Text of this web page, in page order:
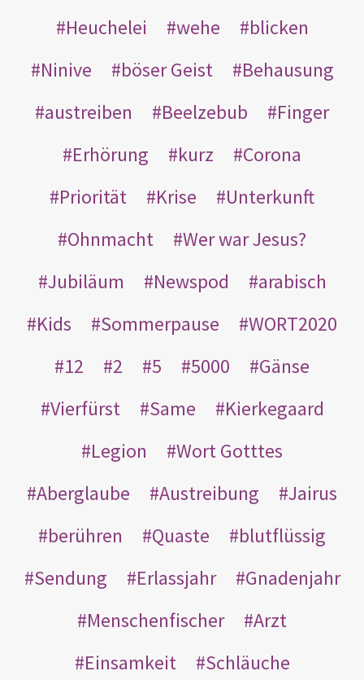
Heuchelei wehe
blicken
Ninive
böser Geist
Behausung
austreiben
Beelzebub
Finger
Erhörung
kurz
Corona
Priorität
Krise
Unterkunft
Ohnmacht
Wer war Jesus?
Jubiläum
Newspod
arabisch
Kids
Sommerpause
WORT2020
12
2 5 5000
Gänse
Vierfürst
Same
Kierkegaard
Legion
Wort Gotttes
Aberglaube
Austreibung
Jairus
berühren
Quaste
blutflüssig
Sendung
Erlassjahr
Gnadenjahr
Menschenfischer
Arzt
Einsamkeit
Schläuche